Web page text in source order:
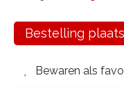
Bestelling
Bewaren als